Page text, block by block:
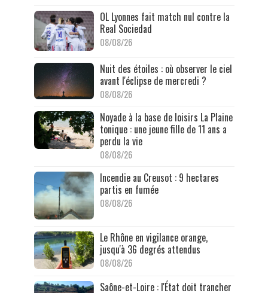
OL Lyonnes fait match nul contre la
Real Sociedad
08/08/26
Nuit des étoiles : où observer le ciel
avant l'éclipse de mercredi ?
08/08/26
Noyade à la base de loisirs La Plaine
tonique : une jeune fille de 11 ans a
perdu la vie
08/08/26
Incendie au Creusot : 9 hectares
partis en fumée
08/08/26
Le Rhône en vigilance orange,
jusqu'à 36 degrés attendus
08/08/26
Saône-et-Loire : l'État doit trancher